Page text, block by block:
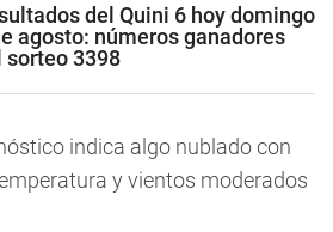
del Quini 6 hoy domingo
agosto: números ganadores
sorteo 3398
indica algo nublado con
y vientos moderados